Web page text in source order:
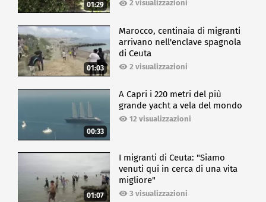
01:29 2 visualizzazioni
01:03
Marocco, centinaia di migranti
arrivano nell'enclave spagnola
di Ceuta
2 visualizzazioni
00:33
A Capri i 220 metri del più
grande yacht a vela del mondo
12 visualizzazioni
01:07
I migranti di Ceuta: "Siamo
venuti qui in cerca di una vita
migliore"
3 visualizzazioni